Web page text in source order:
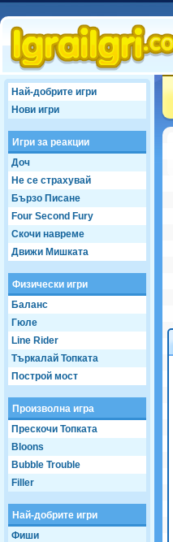
Най-добрите игри
Нови игри
Игри за реакции
Доч
Не се страхувай
Бързо Писане
Four Second Fury
Скочи навреме
Движи Мишката
Физически игри
Баланс
Гюле
Line Rider
Търкалай Топката
Построй мост
Произволна игра
Прескочи Топката
Bloons
Bubble Trouble
Filler
Най-добрите игри
Фиши